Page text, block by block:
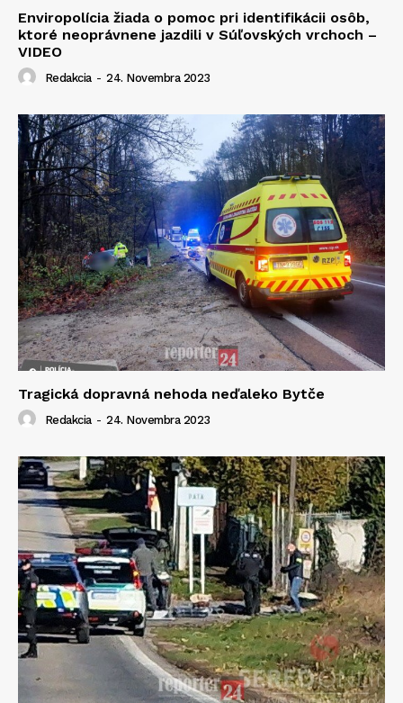
Enviropolícia žiada o pomoc pri identifikácii osôb,
ktoré neoprávnene jazdili v Súľovských vrchoch –
VIDEO
Redakcia - 24. Novembra 2023
Tragická dopravná nehoda neďaleko Bytče
Redakcia - 24. Novembra 2023